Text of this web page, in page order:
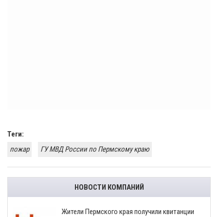
Теги:
пожар
ГУ МВД России по Пермскому краю
НОВОСТИ КОМПАНИЙ
​Жители Пермского края получили квитанции